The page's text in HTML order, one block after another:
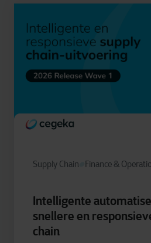
Supply Chain Finance &
Intelligente
snellere en
chain